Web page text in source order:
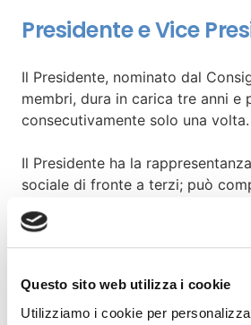
Questo sito web utilizza i cookie
Utilizziamo i cookie per
Presidente e Vice
Il Presidente, nominato dal
membri, dura in carica tre anni e
consecutivamente solo una volta.
Il Presidente ha la
sociale di fronte a terzi; può
promuovere azioni in qualunque
anche in sede di ingiunzione,
cassazione, nominando avvocati
I Vice Presidenti, nominati dal